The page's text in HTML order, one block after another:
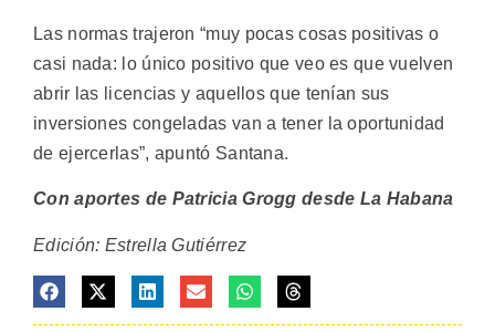
Las normas trajeron “muy pocas cosas positivas o
casi nada: lo único positivo que veo es que vuelven
abrir las licencias y aquellos que tenían sus
inversiones congeladas van a tener la oportunidad
de ejercerlas”, apuntó Santana.
Con aportes de Patricia Grogg desde La Habana
Edición: Estrella Gutiérrez